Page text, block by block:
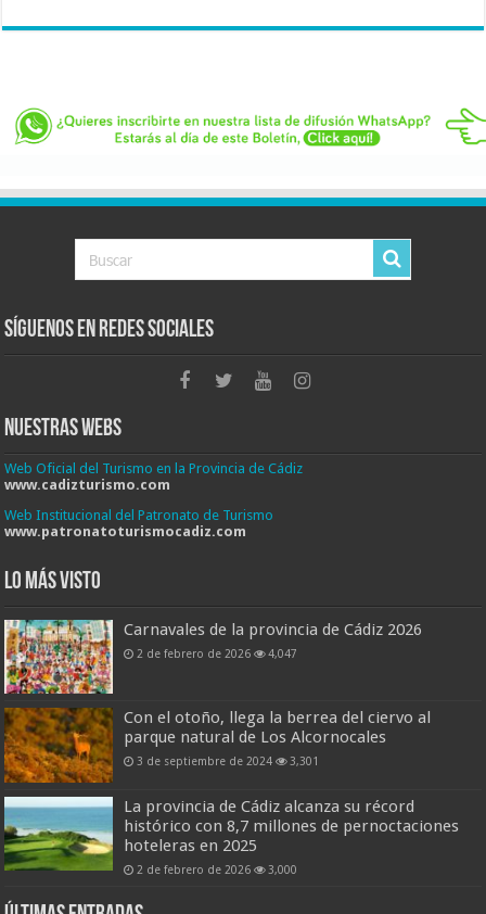
Síguenos en Redes Sociales
Nuestras Webs
Web Oficial del Turismo en la Provincia de Cádiz
www.cadizturismo.com
Web Institucional del Patronato de Turismo
www.patronatoturismocadiz.com
Lo más visto
Carnavales de la provincia de Cádiz 2026
2 de febrero de 2026 4,047
Con el otoño, llega la berrea del ciervo al
parque natural de Los Alcornocales
3 de septiembre de 2024 3,301
La provincia de Cádiz alcanza su récord
histórico con 8,7 millones de pernoctaciones
hoteleras en 2025
2 de febrero de 2026 3,000